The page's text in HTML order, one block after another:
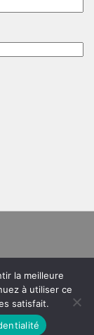
la meilleure
à utiliser ce
satisfait.